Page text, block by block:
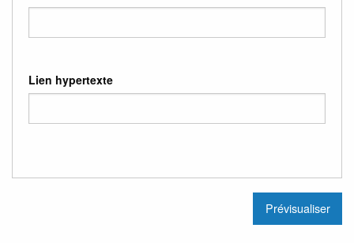
Lien hypertexte